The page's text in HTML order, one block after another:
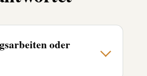
oder